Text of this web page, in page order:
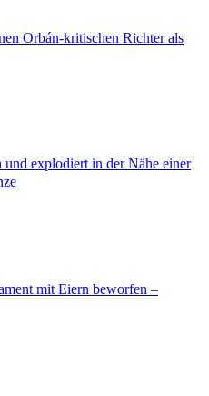
Orbán-kritischen Richter als
explodiert in der Nähe einer
mit Eiern beworfen –